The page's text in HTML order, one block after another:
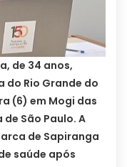
de 34 anos,
Rio Grande do
(6) em Mogi das
São Paulo. A
de Sapiranga
saúde após